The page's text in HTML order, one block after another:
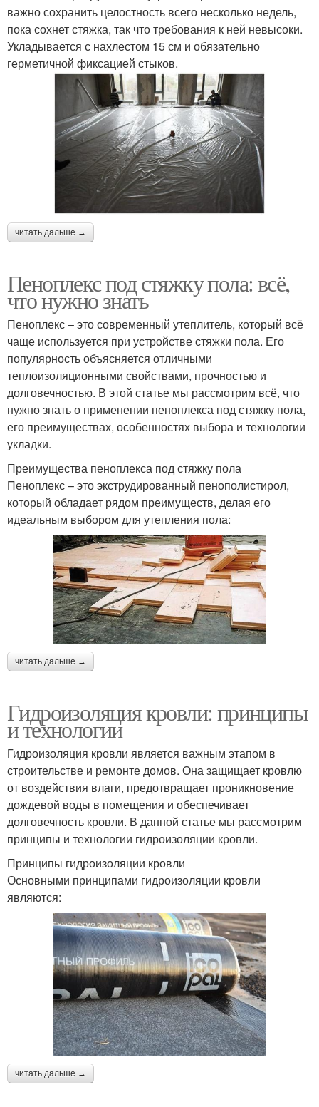
важно сохранить целостность всего несколько недель,
пока сохнет стяжка, так что требования к ней невысоки.
Укладывается с нахлестом 15 см и обязательно
герметичной фиксацией стыков.
читать дальше →
Пеноплекс под стяжку пола: всё,
что нужно знать
Пеноплекс – это современный утеплитель, который всё
чаще используется при устройстве стяжки пола. Его
популярность объясняется отличными
теплоизоляционными свойствами, прочностью и
долговечностью. В этой статье мы рассмотрим всё, что
нужно знать о применении пеноплекса под стяжку пола,
его преимуществах, особенностях выбора и технологии
укладки.
Преимущества пеноплекса под стяжку пола
Пеноплекс – это экструдированный пенополистирол,
который обладает рядом преимуществ, делая его
идеальным выбором для утепления пола:
читать дальше →
Гидроизоляция кровли: принципы
и технологии
Гидроизоляция кровли является важным этапом в
строительстве и ремонте домов. Она защищает кровлю
от воздействия влаги, предотвращает проникновение
дождевой воды в помещения и обеспечивает
долговечность кровли. В данной статье мы рассмотрим
принципы и технологии гидроизоляции кровли.
Принципы гидроизоляции кровли
Основными принципами гидроизоляции кровли
являются:
читать дальше →